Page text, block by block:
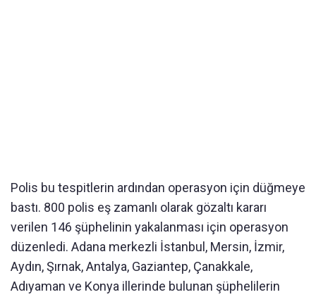
Polis bu tespitlerin ardından operasyon için düğmeye
bastı. 800 polis eş zamanlı olarak gözaltı kararı
verilen 146 şüphelinin yakalanması için operasyon
düzenledi. Adana merkezli İstanbul, Mersin, İzmir,
Aydın, Şırnak, Antalya, Gaziantep, Çanakkale,
Adıyaman ve Konya illerinde bulunan şüphelilerin